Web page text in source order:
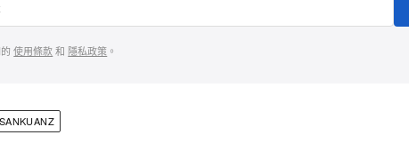
的使用條款和 隱私政策 。
SANKUANZ